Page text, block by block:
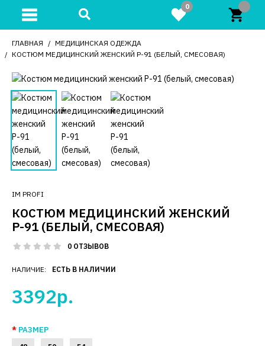
0
ГЛАВНАЯ
МЕДИЦИНСКАЯ ОДЕЖДА
КОСТЮМ МЕДИЦИНСКИЙ ЖЕНСКИЙ Р-91 (БЕЛЫЙ, СМЕСОВАЯ)
IM PROFI
КОСТЮМ МЕДИЦИНСКИЙ ЖЕНСКИЙ
Р-91 (БЕЛЫЙ, СМЕСОВАЯ)
0 ОТЗЫВОВ
НАЛИЧИЕ: ЕСТЬ В НАЛИЧИИ
3392р.
РАЗМЕР